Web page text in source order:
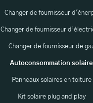
Changer de fournisseur
Changer de fournisseur
Changer de fournisseur de
Autoconsommation solaire
Panneaux solaires en toiture
Kit solaire plug and play